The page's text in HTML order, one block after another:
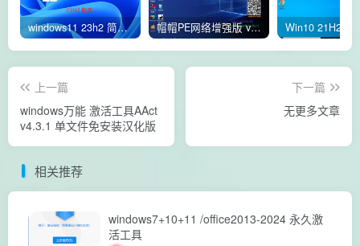
windows11 23h2 简体中文版64位 正式版 帽帽PE网络增强版 v2.4版本
上一篇
windows万能 激活工具AAct
v4.3.1 单文件免安装汉化版
下一篇
无更多文章
相关推荐
windows7+10+11 /office2013-2024 永久激
活工具